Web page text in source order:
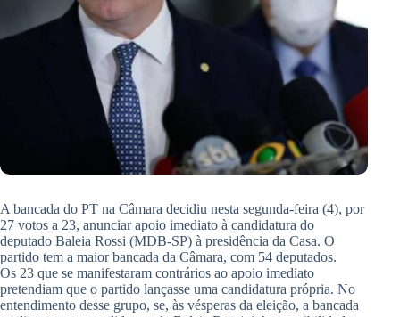
A bancada do PT na Câmara decidiu nesta segunda-feira (4), por
27 votos a 23, anunciar apoio imediato à candidatura do
deputado Baleia Rossi (MDB-SP) à presidência da Casa. O
partido tem a maior bancada da Câmara, com 54 deputados.
Os 23 que se manifestaram contrários ao apoio imediato
pretendiam que o partido lançasse uma candidatura própria. No
entendimento desse grupo, se, às vésperas da eleição, a bancada